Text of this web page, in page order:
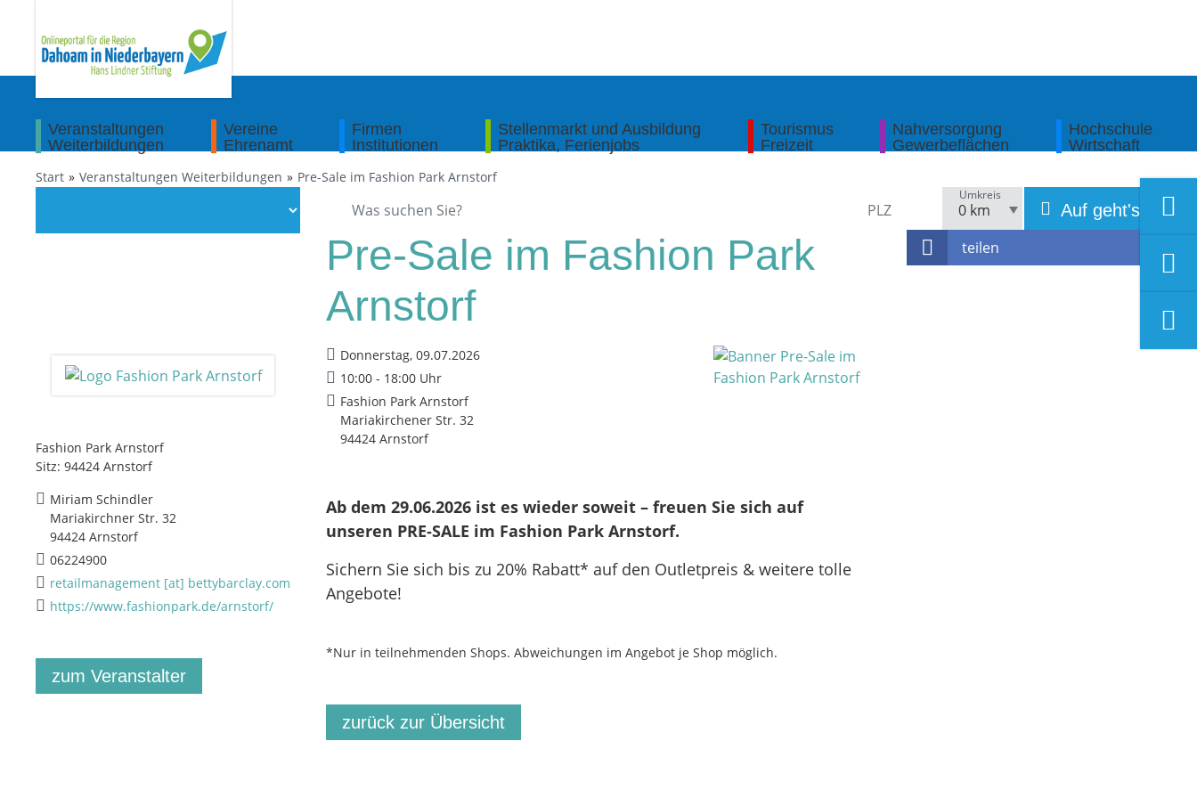
Veranstaltungen
Weiterbildungen
Vereine
Ehrenamt
Firmen
Institutionen
Stellenmarkt und Ausbildung
Praktika, Ferienjobs
Tourismus
Freizeit
Nahversorgung
Gewerbeflächen
Hochschule
Wirtschaft
Umkreis
Auf geht's!
Start Veranstaltungen Weiterbildungen Pre-Sale im Fashion Park Arnstorf
Fashion Park Arnstorf
Sitz: 94424 Arnstorf
Miriam Schindler
Mariakirchner Str. 32
94424 Arnstorf
06224900
retailmanagement [at] bettybarclay.com
https://www.fashionpark.de/arnstorf/
zum Veranstalter
Pre-Sale im Fashion Park
Arnstorf
Donnerstag, 09.07.2026
10:00 - 18:00 Uhr
Fashion Park Arnstorf
Mariakirchener Str. 32
94424 Arnstorf
Ab dem 29.06.2026 ist es wieder soweit – freuen Sie sich auf
unseren PRE-SALE im Fashion Park Arnstorf.
Sichern Sie sich bis zu 20% Rabatt* auf den Outletpreis & weitere tolle
Angebote!
*Nur in teilnehmenden Shops. Abweichungen im Angebot je Shop möglich.
zurück zur Übersicht
teilen